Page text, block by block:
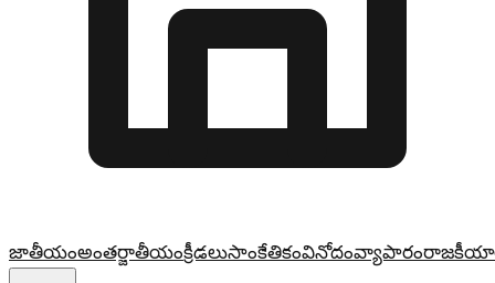
జాతీయంఅంతర్జాతీయంక్రీడలుసాంకేతికంవినోదంవ్యాపారం